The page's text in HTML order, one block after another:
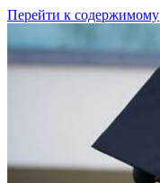
Перейти к содержимому